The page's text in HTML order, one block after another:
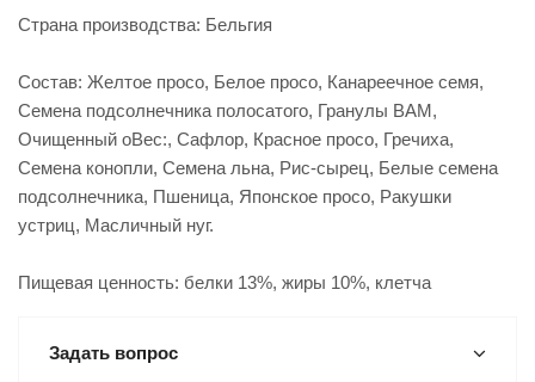
Страна производства: Бельгия
Состав: Желтое просо, Белое просо, Канареечное семя,
Семена подсолнечника полосатого, Гранулы ВАМ,
Очищенный оВес:, Сафлор, Красное просо, Гречиха,
Семена конопли, Семена льна, Рис-сырец, Белые семена
подсолнечника, Пшеница, Японское просо, Ракушки
устриц, Масличный нуг.
Пищевая ценность: белки 13%, жиры 10%, клетча
Задать вопрос